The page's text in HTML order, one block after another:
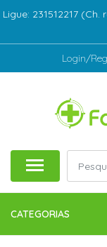
Ligue: 231512217
Login/
CATEGORIAS